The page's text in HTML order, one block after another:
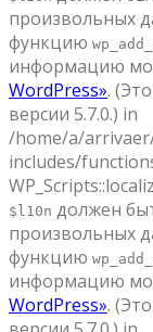
произвольных
функцию
информацию
WordPress».
версии 5.7.0.) in
/home/a/
includes/
$l10n должен
произвольных
функцию
информацию
WordPress».